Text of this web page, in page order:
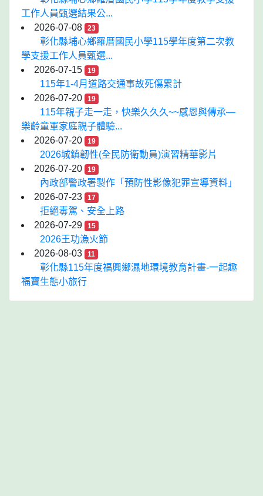
工作人員甄選結果公...
2026-07-08
23
彰化縣埔心鄉羅厝國民小學115學年度第二次教
學支援工作人員甄選...
2026-07-15
19
115年1-4月道路交通事故死傷累計
2026-07-20
19
115年親子走一走，快樂久久久~~感恩與傳承—
樂齡童軍家庭親子體驗...
2026-07-20
19
2026城鎮韌性(全民防衛動員)演習精華影片
2026-07-20
19
內政部警政署製作「預防性影像犯罪宣導資料」
2026-07-23
17
拒絕毒駕、安全上路
2026-07-29
15
2026王功漁火節
2026-08-03
11
彰化縣115年度福興鄉濕地環境教育計畫-一起趣
福寶生態小旅行